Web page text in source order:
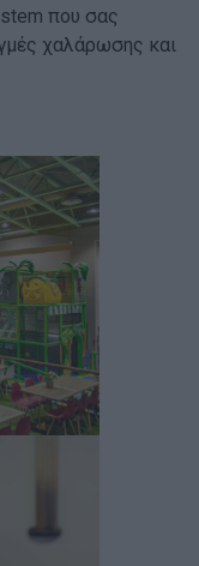
που σας
χαλάρωσης και